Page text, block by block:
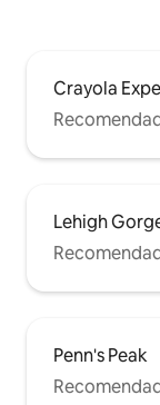
Crayola
Lehigh
Penn's Peak